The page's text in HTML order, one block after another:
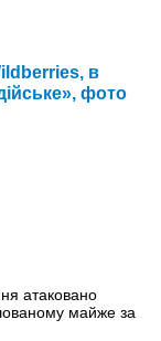
в
фото
атаковано
майже за